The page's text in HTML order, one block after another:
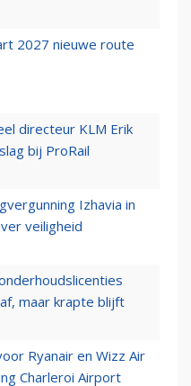
2027 nieuwe route
directeur KLM Erik
bij ProRail
Izhavia in
veiligheid
maar krapte blijft
Ryanair en Wizz Air
Charleroi Airport